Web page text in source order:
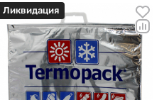
Ликвидация